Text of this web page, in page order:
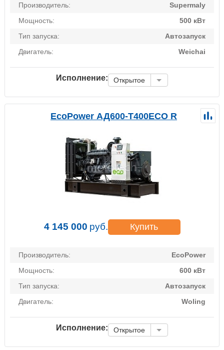
Производитель:
Supermaly
Мощность:
500 кВт
Тип запуска:
Автозапуск
Двигатель:
Weichai
Исполнение: Открытое
EcoPower АД600-T400ECO R
4 145 000 руб. Купить
Производитель:
EcoPower
Мощность:
600 кВт
Тип запуска:
Автозапуск
Двигатель:
Woling
Исполнение: Открытое